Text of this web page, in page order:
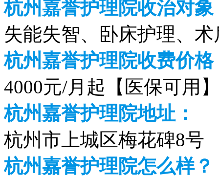
杭州嘉誉护理院收治对象
失能失智、卧床护理、术
杭州嘉誉护理院收费价格
4000元/月起【医保可用
杭州嘉誉护理院地址：
杭州市上城区梅花碑8号
杭州嘉誉护理院怎么样？